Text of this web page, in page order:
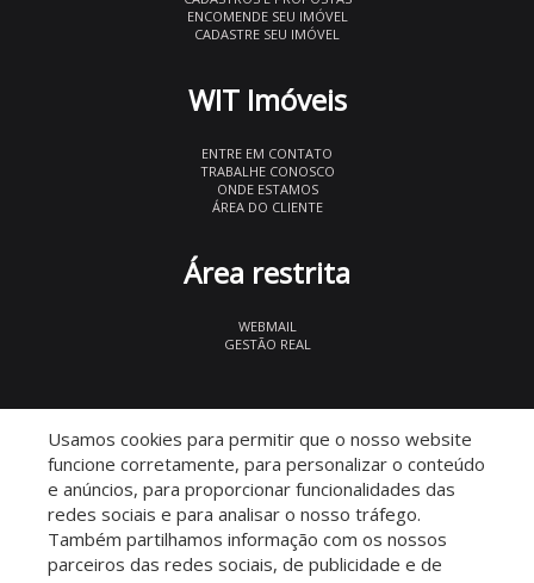
ENCOMENDE SEU IMÓVEL
CADASTRE SEU IMÓVEL
WIT Imóveis
ENTRE EM CONTATO
TRABALHE CONOSCO
ONDE ESTAMOS
ÁREA DO CLIENTE
Área restrita
WEBMAIL
GESTÃO REAL
Usamos cookies para permitir que o nosso website
funcione corretamente, para personalizar o conteúdo
e anúncios, para proporcionar funcionalidades das
redes sociais e para analisar o nosso tráfego.
Também partilhamos informação com os nossos
parceiros das redes sociais, de publicidade e de